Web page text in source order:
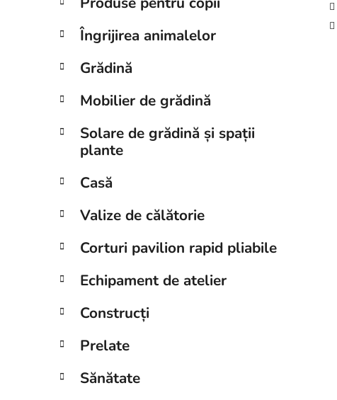
Îngrijirea animalelor
Grădină
Mobilier de grădină
Solare de grădină și spații
plante
Casă
Valize de călătorie
Corturi pavilion rapid pliabile
Echipament de atelier
Construcți
Prelate
Sănătate